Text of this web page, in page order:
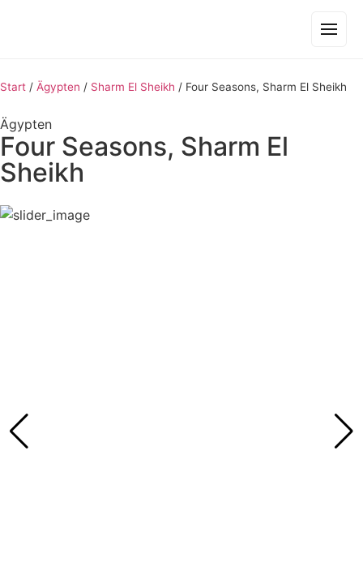
Start / Ägypten / Sharm El Sheikh / Four Seasons, Sharm El Sheikh
Ägypten
Four Seasons, Sharm El
Sheikh